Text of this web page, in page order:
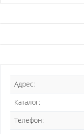
Адрес:
Каталог:
Телефон: